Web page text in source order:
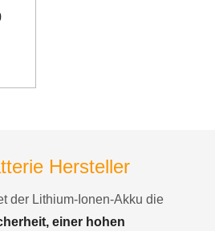
Hersteller
der Lithium-Ionen-Akku die
einer hohen